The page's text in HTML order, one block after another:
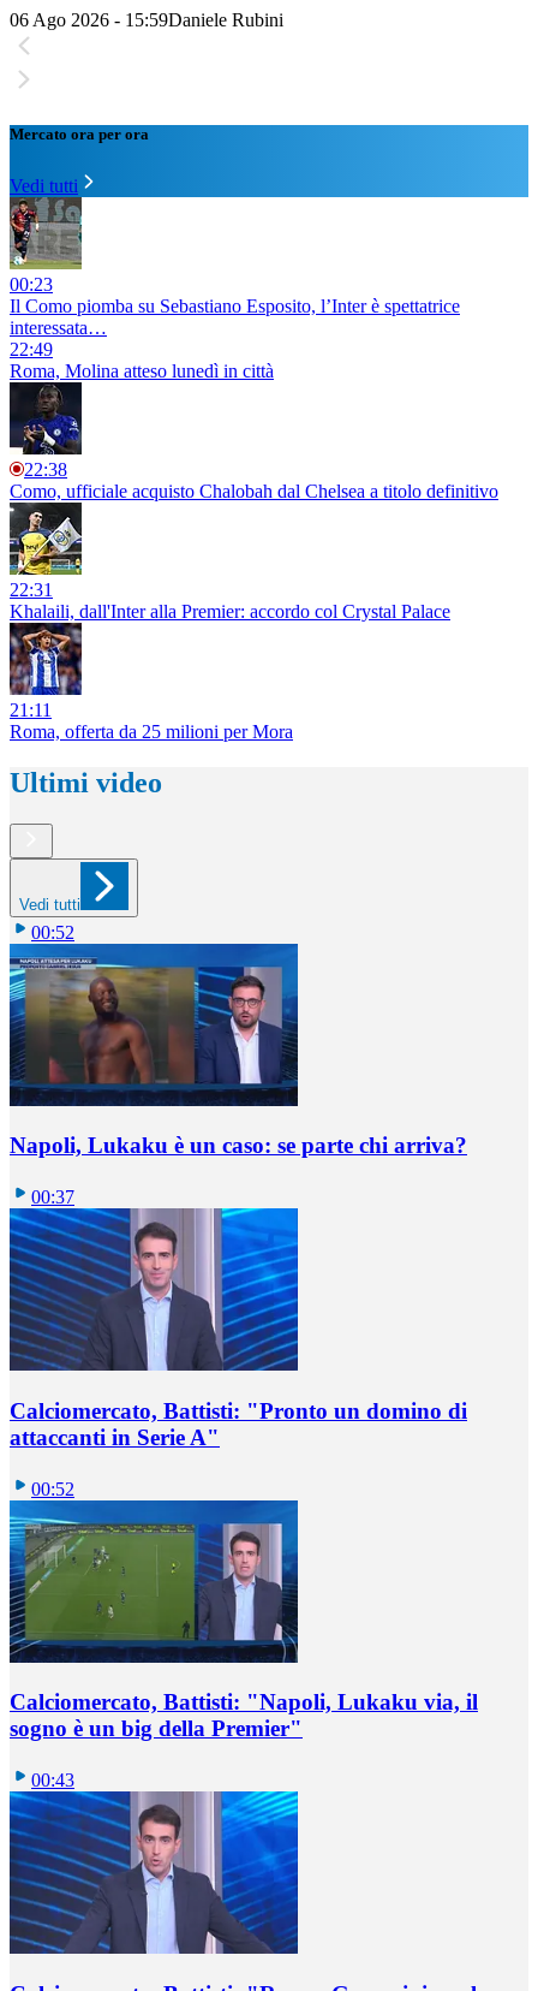
06 Ago 2026 - 15:59Daniele Rubini
Mercato ora per ora
Vedi tutti
00:23
Il Como piomba su Sebastiano Esposito, l’Inter è spettatrice
interessata…
22:49
Roma, Molina atteso lunedì in città
22:38
Como, ufficiale acquisto Chalobah dal Chelsea a titolo definitivo
22:31
Khalaili, dall'Inter alla Premier: accordo col Crystal Palace
21:11
Roma, offerta da 25 milioni per Mora
Ultimi video
Vedi tutti
00:52
Napoli, Lukaku è un caso: se parte chi arriva?
00:37
Calciomercato, Battisti: "Pronto un domino di
attaccanti in Serie A"
00:52
Calciomercato, Battisti: "Napoli, Lukaku via, il
sogno è un big della Premier"
00:43